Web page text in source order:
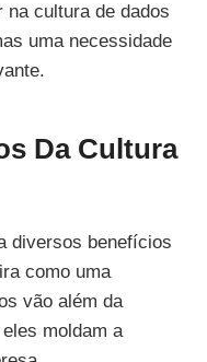
na cultura de dados
uma necessidade
Da Cultura
diversos benefícios
como uma
vão além da
moldam a